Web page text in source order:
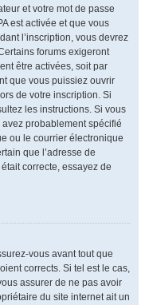
et votre mot de passe
est activée et que vous
l’inscription, vous devrez
forums exigeront
être activées, soit par
que vous puissiez ouvrir
de votre inscription. Si
les instructions. Si vous
probablement spécifié
ou le courrier électronique
que l’adresse de
correcte, essayez de
vous avant tout que
corrects. Si tel est le cas,
assurer de ne pas avoir
du site internet ait un